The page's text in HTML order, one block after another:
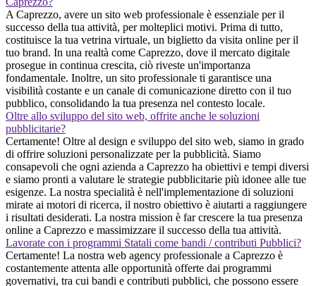
A Caprezzo, avere un sito web professionale è essenziale per il
successo della tua attività, per molteplici motivi. Prima di tutto,
costituisce la tua vetrina virtuale, un biglietto da visita online per il
tuo brand. In una realtà come Caprezzo, dove il mercato digitale
prosegue in continua crescita, ciò riveste un'importanza
fondamentale. Inoltre, un sito professionale ti garantisce una
visibilità costante e un canale di comunicazione diretto con il tuo
pubblico, consolidando la tua presenza nel contesto locale.
Oltre allo sviluppo del sito web, offrite anche le soluzioni
pubblicitarie?
Certamente! Oltre al design e sviluppo del sito web, siamo in grado
di offrire soluzioni personalizzate per la pubblicità. Siamo
consapevoli che ogni azienda a Caprezzo ha obiettivi e tempi diversi
e siamo pronti a valutare le strategie pubblicitarie più idonee alle tue
esigenze. La nostra specialità è nell'implementazione di soluzioni
mirate ai motori di ricerca, il nostro obiettivo è aiutarti a raggiungere
i risultati desiderati. La nostra mission è far crescere la tua presenza
online a Caprezzo e massimizzare il successo della tua attività.
Lavorate con i programmi Statali come bandi / contributi Pubblici?
Certamente! La nostra web agency professionale a Caprezzo è
costantemente attenta alle opportunità offerte dai programmi
governativi, tra cui bandi e contributi pubblici, che possono essere